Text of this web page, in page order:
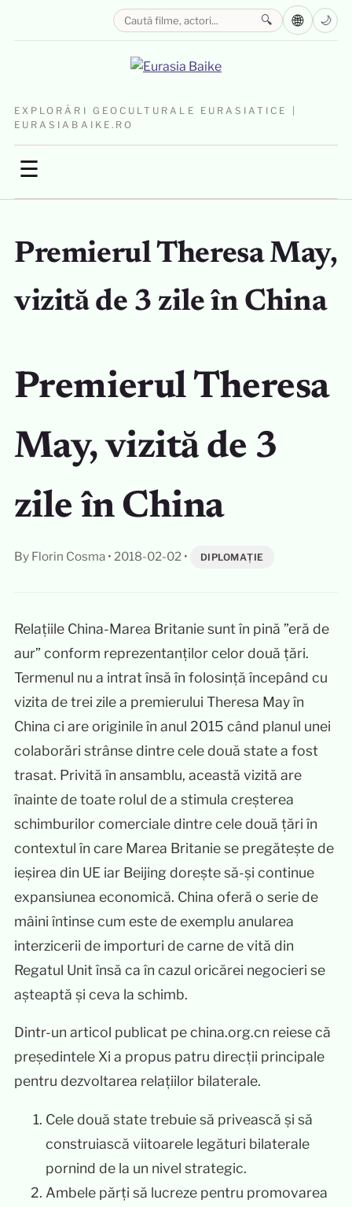
EXPLORĂRI GEOCULTURALE EURASIATICE |
EURASIABAIKE.RO
☰
🔍 🌐 🌙
Premierul Theresa May,
vizită de 3 zile în China
Premierul Theresa
May, vizită de 3
zile în China
By Florin Cosma• 2018-02-02 • DIPLOMAȚIE
Relațiile China-Marea Britanie sunt în pină ”eră de
aur” conform reprezentanților celor două țări.
Termenul nu a intrat însă în folosință începând cu
vizita de trei zile a premierului Theresa May în
China ci are originile în anul 2015 când planul unei
colaborări strânse dintre cele două state a fost
trasat. Privită în ansamblu, această vizită are
înainte de toate rolul de a stimula creșterea
schimburilor comerciale dintre cele două țări în
contextul în care Marea Britanie se pregătește de
ieșirea din UE iar Beijing dorește să-și continue
expansiunea economică. China oferă o serie de
mâini întinse cum este de exemplu anularea
interzicerii de importuri de carne de vită din
Regatul Unit însă ca în cazul oricărei negocieri se
așteaptă și ceva la schimb.
Dintr-un articol publicat pe china.org.cn reiese că
președintele Xi a propus patru direcții principale
pentru dezvoltarea relațiilor bilaterale.
Cele două state trebuie să privească și să
construiască viitoarele legături bilaterale
pornind de la un nivel strategic.
Ambele părți să lucreze pentru promovarea